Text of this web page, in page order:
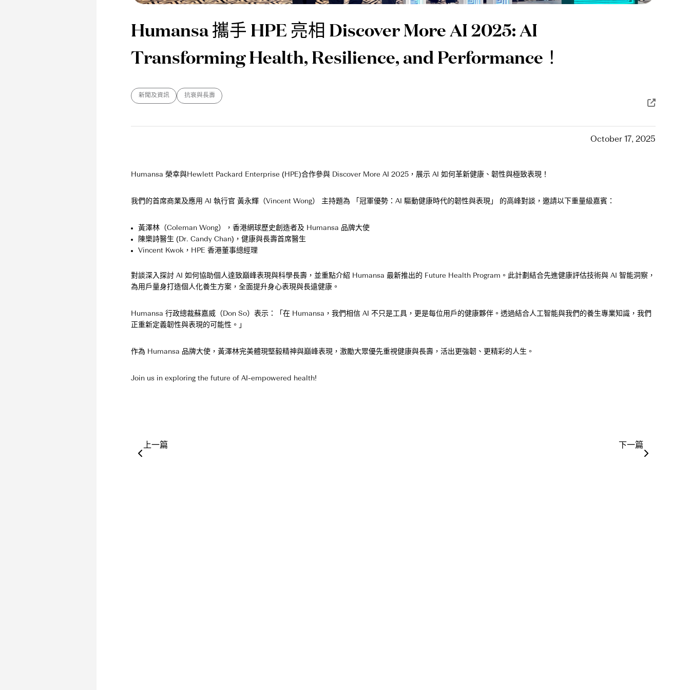
Humansa 攜手 HPE 亮相 Discover More AI 2025: AI
Transforming Health, Resilience, and Performance！
新聞及資訊 抗衰與長壽
October 17, 2025
Humansa 榮幸與Hewlett Packard Enterprise (HPE)合作參與 Discover More AI 2025，展示 AI 如何革新健康、韌性與極致表現！
我們的首席商業及應用 AI 執行官 黃永輝（Vincent Wong） 主持題為 「冠軍優勢：AI 驅動健康時代的韌性與表現」 的高峰對談，邀請以下重量級嘉賓：
黃澤林（Coleman Wong），香港網球歷史創造者及 Humansa 品牌大使
陳樂詩醫生 (Dr. Candy Chan)，健康與長壽首席醫生
Vincent Kwok，HPE 香港董事總經理
對談深入探討 AI 如何協助個人達致巔峰表現與科學長壽，並重點介紹 Humansa 最新推出的 Future Health Program。此計劃結合先進健康評估技術與 AI 智能洞察，
為用戶量身打造個人化養生方案，全面提升身心表現與長遠健康。
Humansa 行政總裁蘇嘉威（Don So）表示：「在 Humansa，我們相信 AI 不只是工具，更是每位用戶的健康夥伴。透過結合人工智能與我們的養生專業知識，我們
正重新定義韌性與表現的可能性。」
作為 Humansa 品牌大使，黃澤林完美體現堅毅精神與巔峰表現，激勵大眾優先重視健康與長壽，活出更強韌、更精彩的人生。
Join us in exploring the future of AI-empowered health!
上一篇 下一篇